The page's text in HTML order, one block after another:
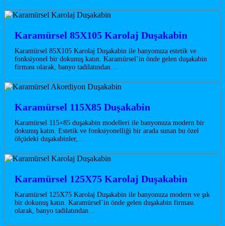
Karamürsel 85X105 Karolaj Duşakabin
Karamürsel 85X105 Karolaj Duşakabin ile banyonuza estetik ve
fonksiyonel bir dokunuş katın. Karamürsel’in önde gelen duşakabin
firması olarak, banyo tadilatından…
Karamürsel 115X85 Duşakabin
Karamürsel 115×85 duşakabin modelleri ile banyonuza modern bir
dokunuş katın. Estetik ve fonksiyonelliği bir arada sunan bu özel
ölçüdeki duşakabinler,…
Karamürsel 125X75 Karolaj Duşakabin
Karamürsel 125X75 Karolaj Duşakabin ile banyonuza modern ve şık
bir dokunuş katın. Karamürsel’in önde gelen duşakabin firması
olarak, banyo tadilatından…